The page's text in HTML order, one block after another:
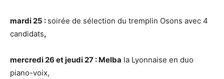
mardi 25 : soirée de sélection du tremplin Osons avec 4
candidats,
mercredi 26 et jeudi 27 : Melba la Lyonnaise en duo
piano-voix,